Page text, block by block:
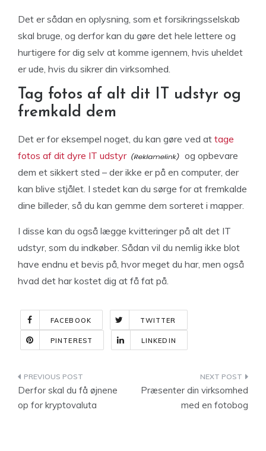
Det er sådan en oplysning, som et forsikringsselskab
skal bruge, og derfor kan du gøre det hele lettere og
hurtigere for dig selv at komme igennem, hvis uheldet
er ude, hvis du sikrer din virksomhed.
Tag fotos af alt dit IT udstyr og
fremkald dem
Det er for eksempel noget, du kan gøre ved at tage
fotos af dit dyre IT udstyr
og opbevare
dem et sikkert sted – der ikke er på en computer, der
kan blive stjålet. I stedet kan du sørge for at fremkalde
dine billeder, så du kan gemme dem sorteret i mapper.
I disse kan du også lægge kvitteringer på alt det IT
udstyr, som du indkøber. Sådan vil du nemlig ikke blot
have endnu et bevis på, hvor meget du har, men også
hvad det har kostet dig at få fat på.
FACEBOOK TWITTER
PINTEREST LINKEDIN
Indlægsnavigation
Derfor skal du få øjnene
op for kryptovaluta
Præsenter din virksomhed
med en fotobog